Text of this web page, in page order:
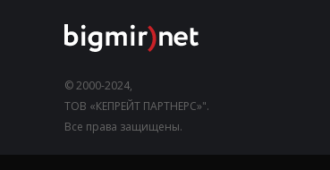
© 2000-2024,
ТОВ «КЕПРЕЙТ ПАРТНЕРС»".
Все права защищены.